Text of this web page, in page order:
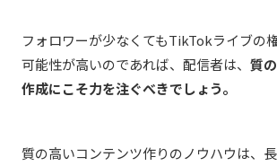
フォロワーが少なくてもTikTokライブの
可能性が高いのであれば、配信者は、 質
作成にこそ力を注ぐべきでしょう。
質の高いコンテンツ作りのノウハウは、